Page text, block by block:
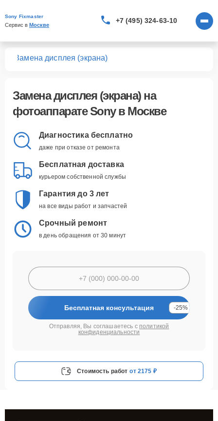
Sony Fixmaster
Сервис в Москве
+7 (495) 324-63-10
Замена дисплея (экрана)
Замена дисплея (экрана)на
фотоаппарате Sony в Москве
Диагностика бесплатно
даже при отказе от ремонта
Бесплатная доставка
курьером собственной службы
Гарантия до 3 лет
на все виды работ и запчастей
Срочный ремонт
в день обращения от 30 минут
Бесплатная консультация -25%
Отправляя, Вы соглашаетесь с политикой
конфиденциальности
Стоимость работ от 2175 ₽